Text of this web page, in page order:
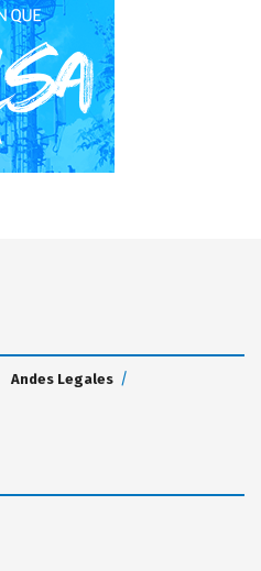
Andes Legales